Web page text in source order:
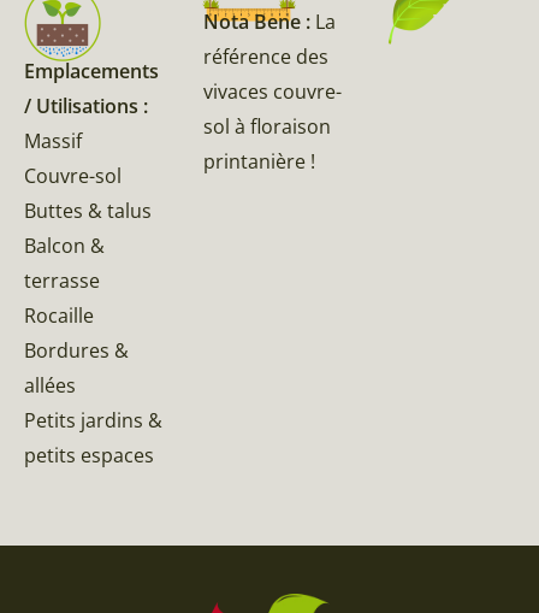
Emplacements
/ Utilisations :
Massif
Couvre-sol
Buttes & talus
Balcon &
terrasse
Rocaille
Bordures &
allées
Petits jardins &
petits espaces
Nota Bene : La
référence des
vivaces couvre-
sol à floraison
printanière !